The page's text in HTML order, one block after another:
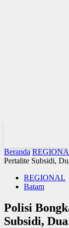
Beranda
Pertalite Subsidi,
REGIONAL
Batam
Polisi
Subsidi,